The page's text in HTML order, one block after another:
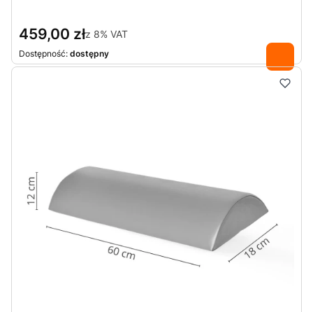
459,00 złz 8% VAT
Dostępność: dostępny